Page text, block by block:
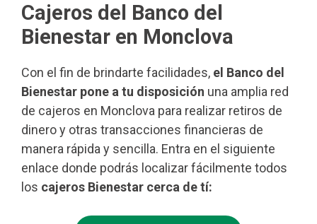
Cajeros del Banco del
Bienestar en Monclova
Con el fin de brindarte facilidades, el Banco del
Bienestar pone a tu disposición una amplia red
de cajeros en Monclova para realizar retiros de
dinero y otras transacciones financieras de
manera rápida y sencilla. Entra en el siguiente
enlace donde podrás localizar fácilmente todos
los cajeros Bienestar cerca de tí: